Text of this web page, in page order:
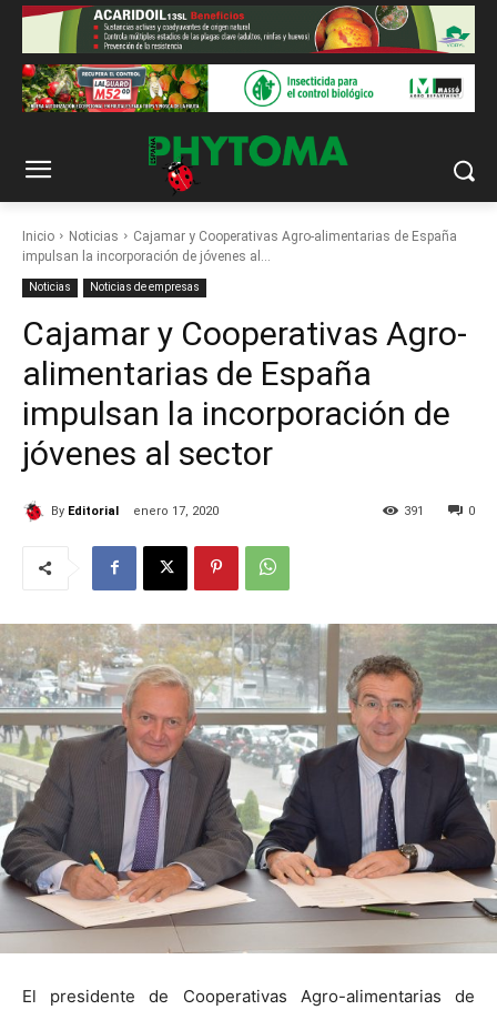
Inicio Noticias
Cajamar y Cooperativas Agro-alimentarias de España
impulsan la incorporación de jóvenes al...
Noticias Noticias de empresas
Cajamar y Cooperativas Agro-
alimentarias de España
impulsan la incorporación de
jóvenes al sector
By Editorial enero 17, 2020 0
391
El presidente de Cooperativas Agro-alimentarias de